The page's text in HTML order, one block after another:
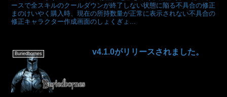
ースで全スキルのクールダウンが終了しない状態に陥る不具合の修正
まのけいやく購入時、現在の所持数量が正常に表示されない不具合の
修正キャラクター作成画面のしょくぎょ...
Buriedbornes v4.1.0がリリースされました。